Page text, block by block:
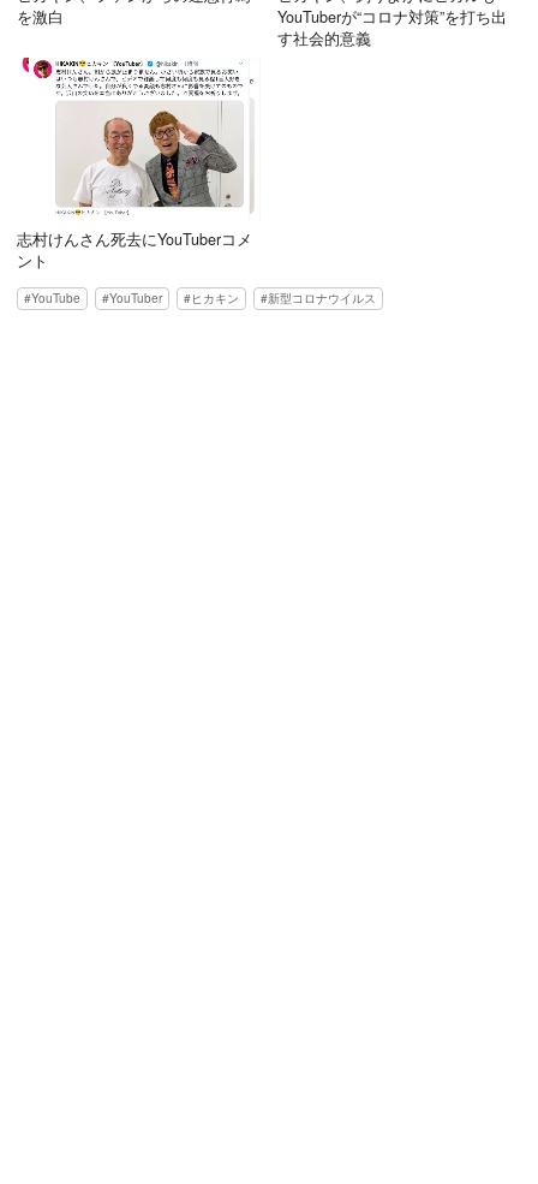
を激白
YouTuberが“コロナ対策”を打ち出
す社会的意義
志村けんさん死去にYouTuberコメ
ント
YouTube YouTuber ヒカキン 新型コロナウイルス